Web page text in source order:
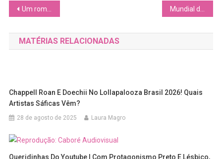
Navegação
de
Post
Um romance entre uma mercenária e uma vampira: o que poderia dar errado? – Resenha do livro “Heartstaker”
MATÉRIAS RELACIONADAS
Chappell Roan E Doechii No Lollapalooza Brasil 2026! Quais
Artistas Sáficas Vêm?
28 de agosto de 2025 Laura Magro
Queridinhas Do Youtube | Com Protagonismo Preto E Lésbico,